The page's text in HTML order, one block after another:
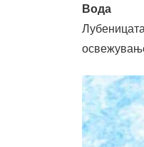
Вода